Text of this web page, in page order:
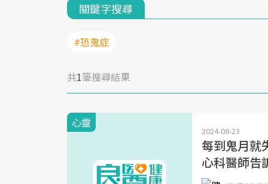
關鍵字搜尋
#恐鬼症
共1筆搜尋結果
心靈
2024-08-23
每到鬼月就
心科醫師告